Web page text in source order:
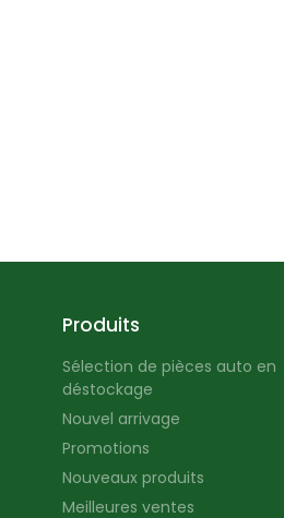
Produits
Sélection de pièces auto en
déstockage
Nouvel arrivage
Promotions
Nouveaux produits
Meilleures ventes